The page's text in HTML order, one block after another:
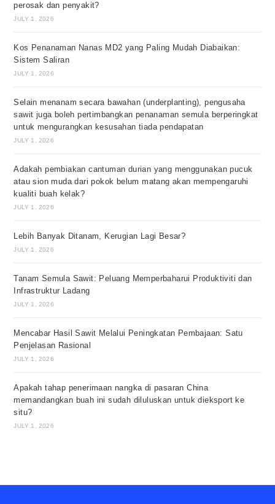
perosak dan penyakit?
JULY 1, 2026
Kos Penanaman Nanas MD2 yang Paling Mudah Diabaikan:
Sistem Saliran
JULY 1, 2026
Selain menanam secara bawahan (underplanting), pengusaha
sawit juga boleh pertimbangkan penanaman semula berperingkat
untuk mengurangkan kesusahan tiada pendapatan
JULY 1, 2026
Adakah pembiakan cantuman durian yang menggunakan pucuk
atau sion muda dari pokok belum matang akan mempengaruhi
kualiti buah kelak?
JULY 1, 2026
Lebih Banyak Ditanam, Kerugian Lagi Besar?
JULY 1, 2026
Tanam Semula Sawit: Peluang Memperbaharui Produktiviti dan
Infrastruktur Ladang
JULY 1, 2026
Mencabar Hasil Sawit Melalui Peningkatan Pembajaan: Satu
Penjelasan Rasional
JULY 1, 2026
Apakah tahap penerimaan nangka di pasaran China
memandangkan buah ini sudah diluluskan untuk dieksport ke
situ?
JULY 1, 2026